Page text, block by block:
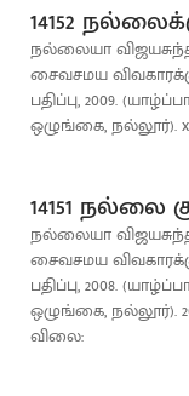
14152
நல்லையா
சைவசமய
பதிப்பு, 2009.
ஒழுங்கை, நல்லூர்).
14151 நல்லை
நல்லையா
சைவசமய
பதிப்பு, 2008.
ஒழுங்கை, நல்லூர்).
விலை: